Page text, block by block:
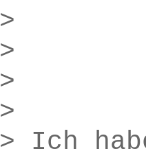
>
>
>
>
> Ich